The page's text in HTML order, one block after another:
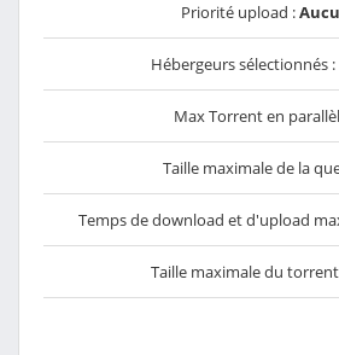
Priorité upload :
Hébergeurs sélectionnés :
Max Torrent en
Taille maximale de la
Temps de download et d'upload
Taille maximale du